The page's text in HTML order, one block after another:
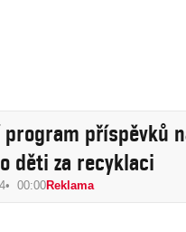
program příspěvků
děti za recyklaci
00:00Reklama